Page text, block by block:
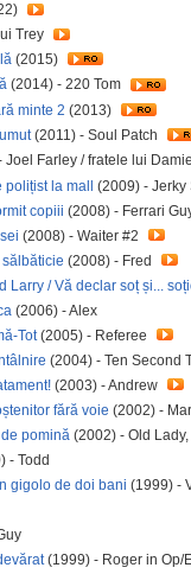
Trey
(2015)
(2014) - 220 Tom
minte 2 (2013)
(2011) - Soul Patch
Joel Farley / fratele lui
polițist la mall (2009) - Jerky
copiii (2008) - Ferrari
(2008) - Waiter #2
(2008) - Fred
Larry / Vă declar soț și...
(2006) - Alex
Tot (2005) - Referee
(2004) - Ten Second
(2003) - Andrew
fără voie (2002) -
pomină (2002) - Old
- Todd
gigolo de doi bani (1999) -
(1999) - Roger in Op/